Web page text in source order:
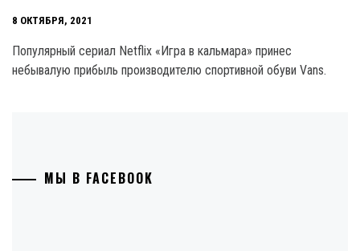
8 ОКТЯБРЯ, 2021
Популярный сериал Netflix «Игра в кальмара» принес
небывалую прибыль производителю спортивной обуви Vans.
МЫ В FACEBOOK